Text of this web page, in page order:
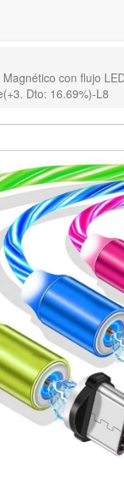
con flujo
Dto: 16.69%)-L8